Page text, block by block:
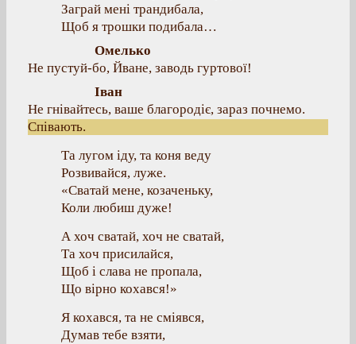
Заграй мені трандибала,
Щоб я трошки подибала…
Омелько
Не пустуй-бо, Йване, заводь гуртової!
Іван
Не гнівайтесь, ваше благородіє, зараз почнемо.
Співають.
Та лугом іду, та коня веду
Розвивайся, луже.
«Сватай мене, козаченьку,
Коли любиш дуже!
А хоч сватай, хоч не сватай,
Та хоч присилайся,
Щоб і слава не пропала,
Що вірно кохався!»
Я кохався, та не сміявся,
Думав тебе взяти,